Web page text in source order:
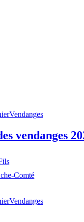
Vendanges
vendanges
Comté
Vendanges